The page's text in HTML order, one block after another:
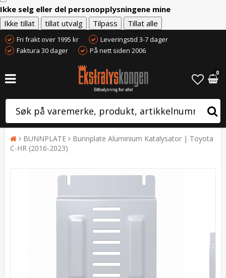
Ikke selg eller del personopplysningene mine
Ikke tillat
tillat utvalg Tilpass Tillat alle
Fri frakt over 1995 kr
Leveringstid 3-7 dager
Faktura 30 dager
På nett siden 2006
0
BUNNPLATE
Bunnplate Aluminium Katalysator | Toyota
C-HR (2016-2023)